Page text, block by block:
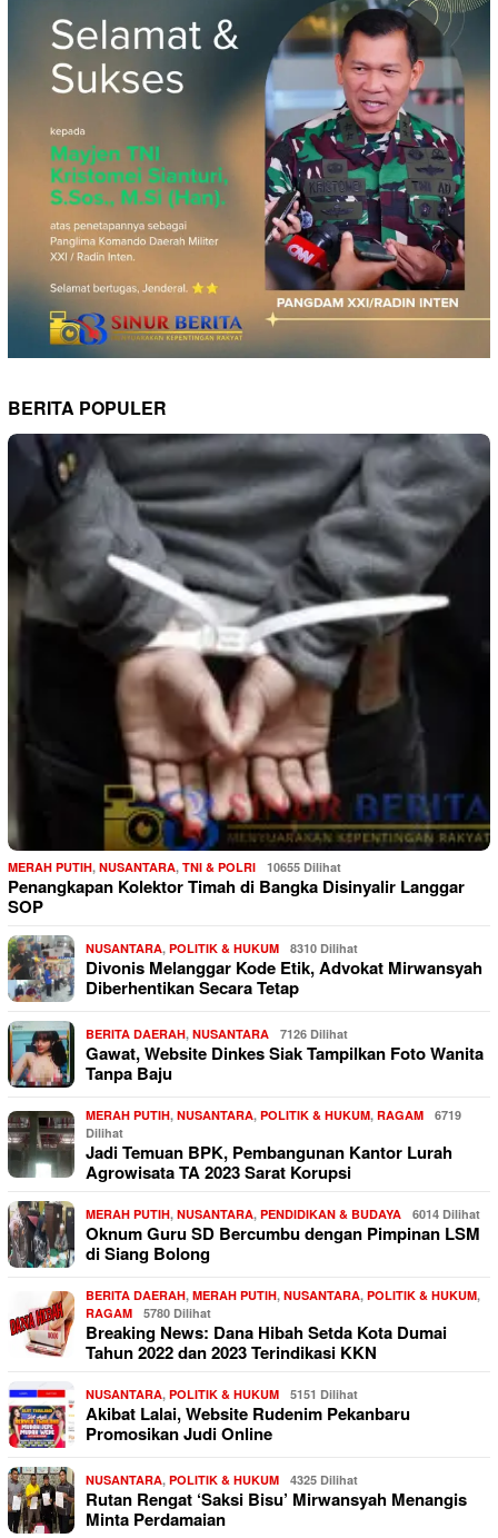
BERITA POPULER
MERAH PUTIH, NUSANTARA, TNI & POLRI 10655 Dilihat
Penangkapan Kolektor Timah di Bangka Disinyalir Langgar
SOP
NUSANTARA, POLITIK & HUKUM 8310 Dilihat
Divonis Melanggar Kode Etik, Advokat Mirwansyah
Diberhentikan Secara Tetap
BERITA DAERAH, NUSANTARA 7126 Dilihat
Gawat, Website Dinkes Siak Tampilkan Foto Wanita
Tanpa Baju
MERAH PUTIH, NUSANTARA, POLITIK & HUKUM, RAGAM
6719
Dilihat
Jadi Temuan BPK, Pembangunan Kantor Lurah
Agrowisata TA 2023 Sarat Korupsi
MERAH PUTIH, NUSANTARA, PENDIDIKAN & BUDAYA 6014 Dilihat
Oknum Guru SD Bercumbu dengan Pimpinan LSM
di Siang Bolong
BERITA DAERAH, MERAH PUTIH, NUSANTARA, POLITIK & HUKUM,
RAGAM
5780 Dilihat
Breaking News: Dana Hibah Setda Kota Dumai
Tahun 2022 dan 2023 Terindikasi KKN
NUSANTARA, POLITIK & HUKUM 5151 Dilihat
Akibat Lalai, Website Rudenim Pekanbaru
Promosikan Judi Online
NUSANTARA, POLITIK & HUKUM 4325 Dilihat
Rutan Rengat ‘Saksi Bisu’ Mirwansyah Menangis
Minta Perdamaian